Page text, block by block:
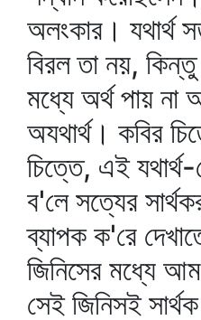
অলংকার। যথার্থ
বিরল তা নয়,
মধ্যে অর্থ পায় না
অযথার্থ। কবির
চিত্তে, এই যথার্থ-
ব'লে সত্যের
ব্যাপক ক'রে
জিনিসের মধ্যে
সেই জিনিসই